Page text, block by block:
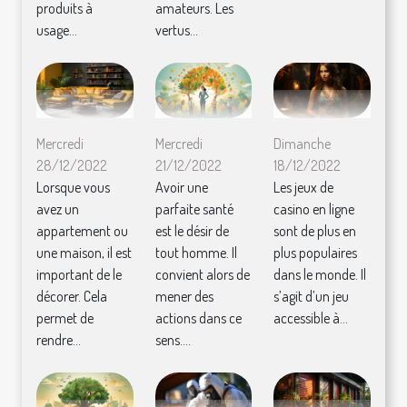
produits à
usage...
amateurs. Les
vertus...
Mercredi
28/12/2022
Lorsque vous
avez un
appartement ou
une maison, il est
important de le
décorer. Cela
permet de
rendre...
Mercredi
21/12/2022
Avoir une
parfaite santé
est le désir de
tout homme. Il
convient alors de
mener des
actions dans ce
sens....
Dimanche
18/12/2022
Les jeux de
casino en ligne
sont de plus en
plus populaires
dans le monde. Il
s’agit d’un jeu
accessible à...